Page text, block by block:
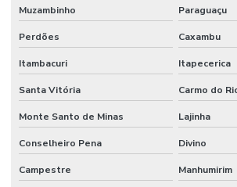
Muzambinho Paraguaçu
Perdões Caxambu
Itambacuri Itapecerica
Santa Vitória Carmo do
Monte Santo de Minas Lajinha
Conselheiro Pena Divino
Campestre Manhumirim